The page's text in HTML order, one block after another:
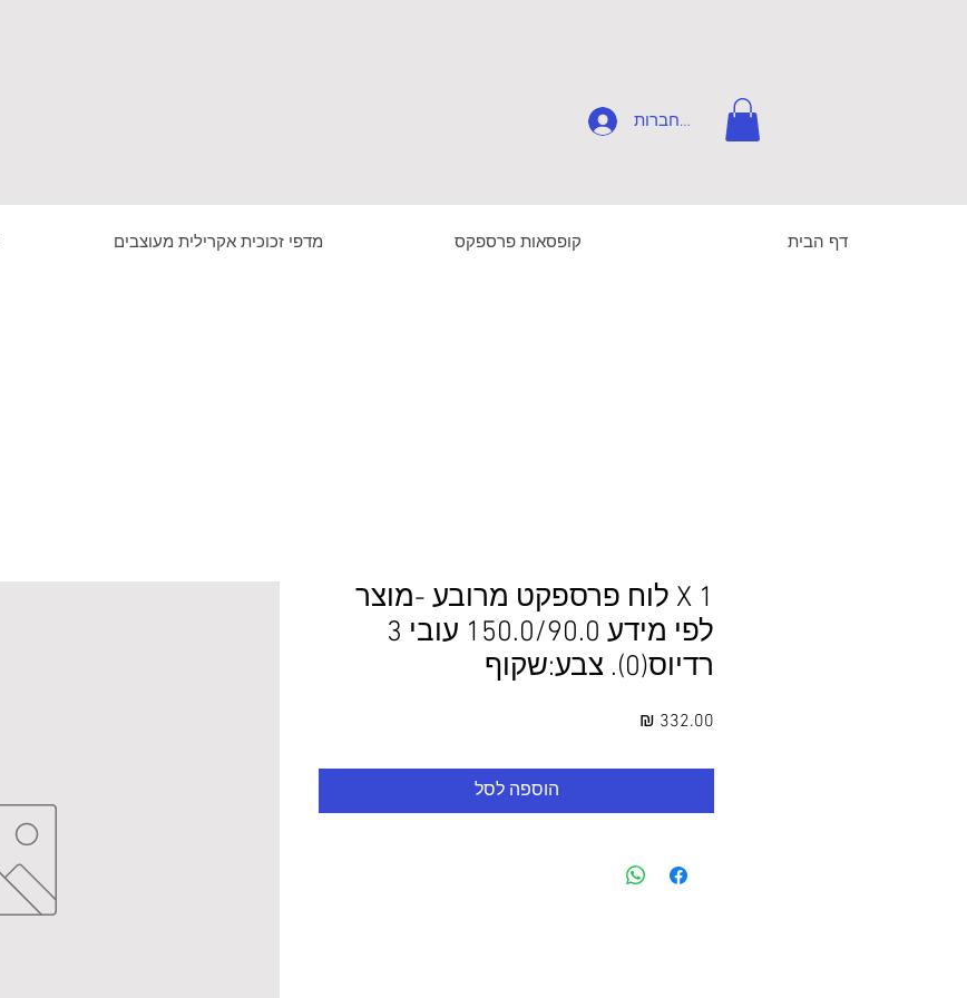
להתחברות
דף הבית קופסאות פרספקס מדפי זכוכית אקרילית מעוצבים
1 X לוח פרספקט מרובע -מוצר
לפי מידע 150.0/90.0 עובי 3
רדיוס(0). צבע:שקוף
הוספה לסל